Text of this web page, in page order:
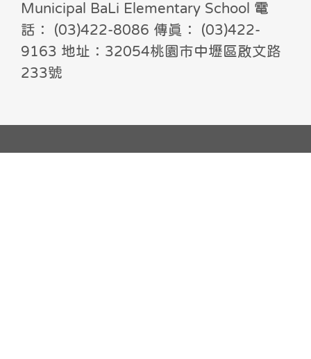
Municipal BaLi Elementary School 電
話： (03)422-8086 傳真： (03)422-
9163 地址：32054桃園市中壢區啟文路
233號